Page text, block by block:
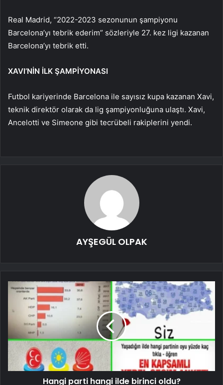
Real Madrid, “2022-2023 sezonunun şampiyonu
Barcelona’yı tebrik ederim” sözleriyle 27. kez ligi kazanan
Barcelona’yı tebrik etti.
XAVI’NİN İLK ŞAMPİYONASI
Futbol kariyerinde Barcelona ile sayısız kupa kazanan Xavi,
teknik direktör olarak da lig şampiyonluğuna ulaştı. Xavi,
Ancelotti ve Simeone gibi tecrübeli rakiplerini yendi.
AYŞEGÜL OLPAK
Hangi parti hangi ilde birinci oldu?